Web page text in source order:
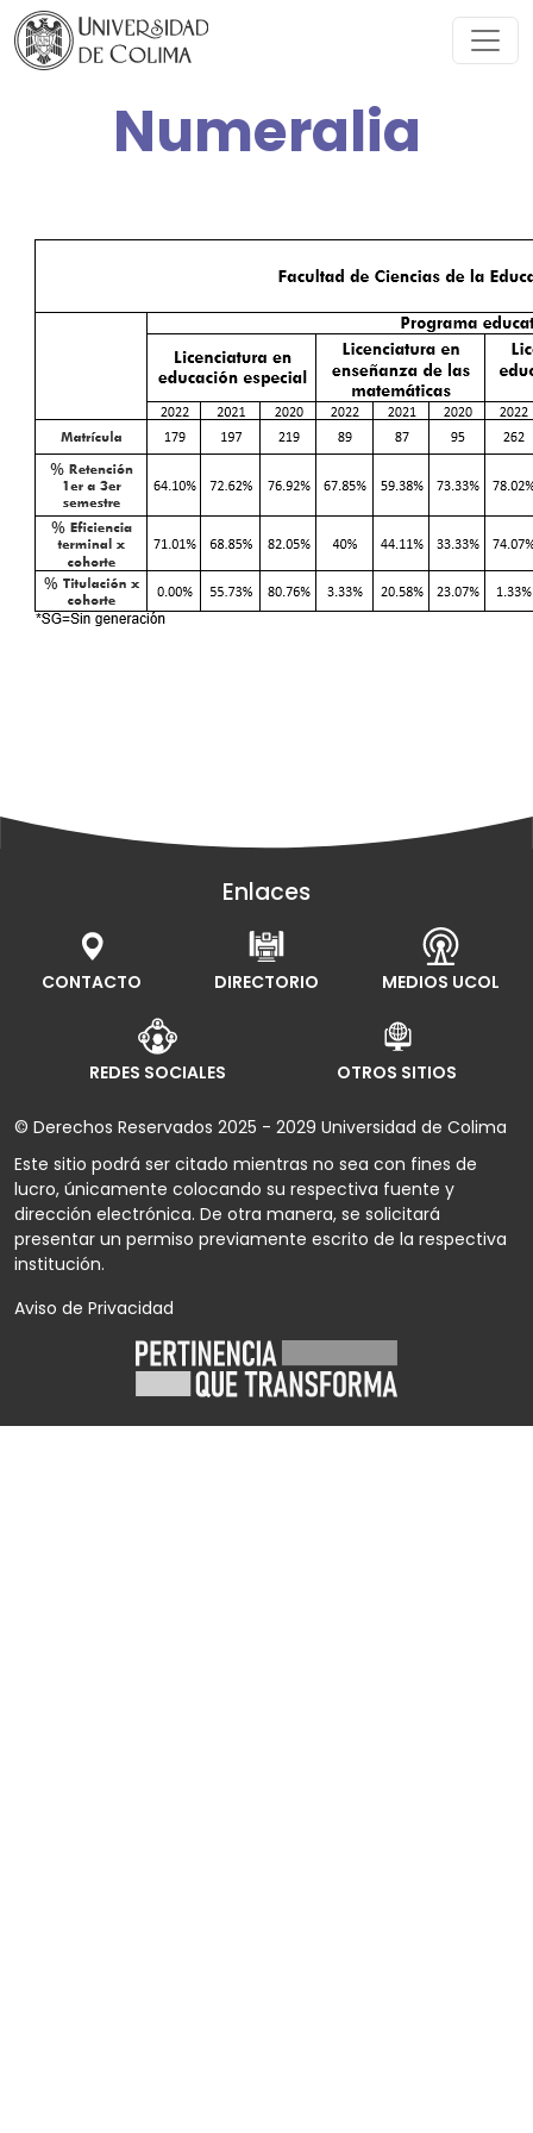
Numeralia
Enlaces
CONTACTO DIRECTORIO MEDIOS UCOL
REDES SOCIALES OTROS SITIOS
© Derechos Reservados 2025 - 2029 Universidad de Colima
Este sitio podrá ser citado mientras no sea con fines de
lucro, únicamente colocando su respectiva fuente y
dirección electrónica. De otra manera, se solicitará
presentar un permiso previamente escrito de la respectiva
institución.
Aviso de Privacidad